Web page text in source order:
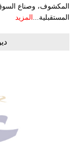
المكشوف، وصناع
المستقبلية... المزيد